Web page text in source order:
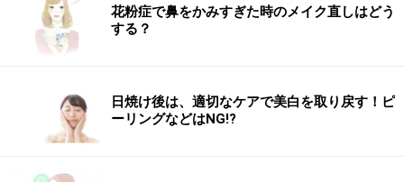
極細の黒いリキッドアイライナーで目頭の先から１mm
だけラインを引く
不自然な仕上がりにならないよう、きちんとアイメイク
をしてから、プラスαで行ってくださいね。
花粉症で鼻をかみすぎた時のメイク直しはどう
する？
日焼け後は、適切なケアで美白を取り戻す！ピ
ーリングなどはNG!?